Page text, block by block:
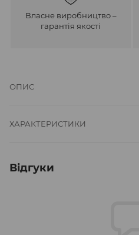
Власне виробництво –
гарантія якості
ОПИС
ХАРАКТЕРИСТИКИ
Відгуки